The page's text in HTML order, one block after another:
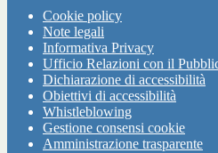
Cookie policy
Note legali
Informativa Privacy
Ufficio Relazioni con il
Dichiarazione di accessibilità
Obiettivi di accessibilità
Whistleblowing
Gestione consensi cookie
Amministrazione trasparente